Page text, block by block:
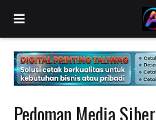
Pedoman Media Siber